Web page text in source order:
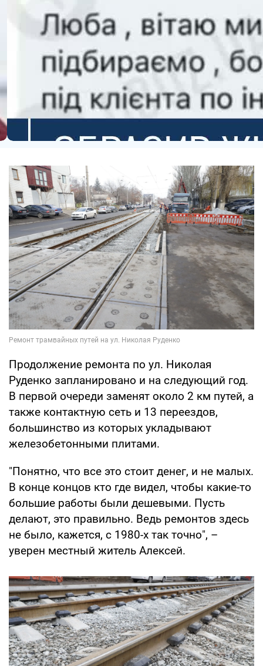
Продолжение ремонта по ул. Николая
Руденко запланировано и на следующий год.
В первой очереди заменят около 2 км путей, а
также контактную сеть и 13 переездов,
большинство из которых укладывают
железобетонными плитами.
"Понятно, что все это стоит денег, и не малых.
В конце концов кто где видел, чтобы какие-то
большие работы были дешевыми. Пусть
делают, это правильно. Ведь ремонтов здесь
не было, кажется, с 1980-х так точно", –
уверен местный житель Алексей.